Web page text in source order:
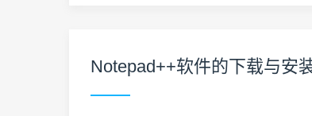
Notepad++软件的下载与安